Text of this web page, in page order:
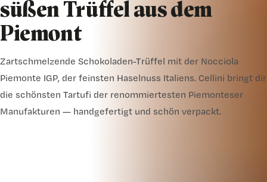
süßen Trüffel aus dem
Piemont
Zartschmelzende Schokoladen-Trüffel mit der Nocciola
Piemonte IGP, der feinsten Haselnuss Italiens. Cellini bringt dir
die schönsten Tartufi der renommiertesten Piemonteser
Manufakturen — handgefertigt und schön verpackt.